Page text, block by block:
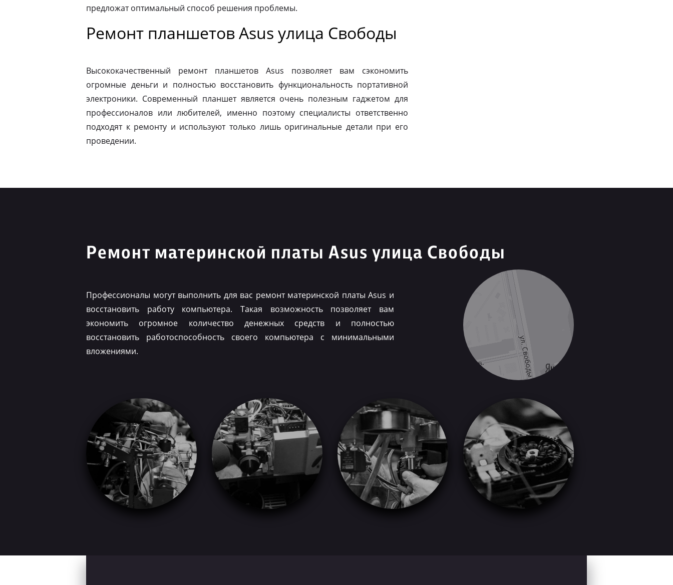
предложат оптимальный способ решения проблемы.
Ремонт планшетов Asus улица Свободы
Высококачественный ремонт планшетов Asus позволяет вам сэкономить
огромные деньги и полностью восстановить функциональность портативной
электроники. Современный планшет является очень полезным гаджетом для
профессионалов или любителей, именно поэтому специалисты ответственно
подходят к ремонту и используют только лишь оригинальные детали при его
проведении.
Ремонт материнской платы Asus улица Свободы
Профессионалы могут выполнить для вас ремонт материнской платы Asus и
восстановить работу компьютера. Такая возможность позволяет вам
экономить огромное количество денежных средств и полностью
восстановить работоспособность своего компьютера с минимальными
вложениями.